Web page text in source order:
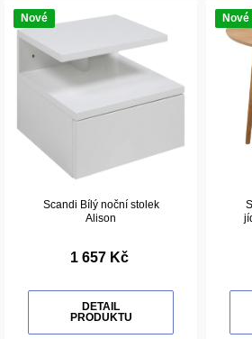
Nové
Scandi Bílý noční stolek
Alison
1 657 Kč
DETAIL
PRODUKTU
Nové